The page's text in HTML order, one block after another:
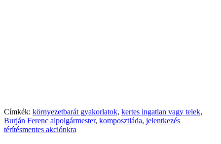
Címkék: környezetbarát gyakorlatok, kertes ingatlan vagy telek,
Burján Ferenc alpolgármester, komposztláda, jelentkezés
térítésmentes akciónkra